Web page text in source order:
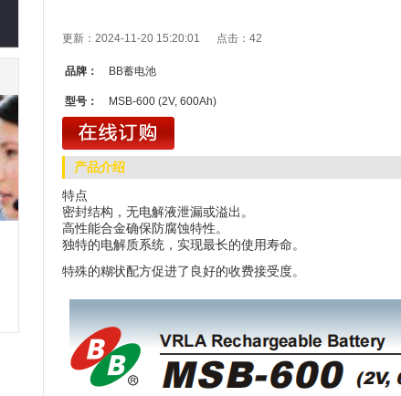
更新：2024-11-20 15:20:01 点击： 42
品牌： BB蓄电池
型号： MSB-600 (2V, 600Ah)
产品介绍
特点
密封结构，无电解液泄漏或溢出。
高性能合金确保防腐蚀特性。
独特的电解质系统，实现最长的使用寿命。
特殊的糊状配方促进了良好的收费接受度。